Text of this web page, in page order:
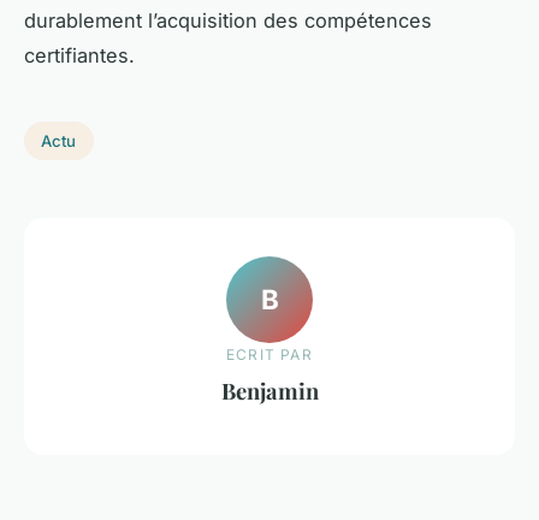
durablement l’acquisition des compétences
certifiantes.
Actu
B
ECRIT PAR
Benjamin